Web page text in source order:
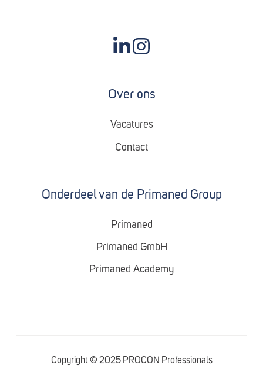
Join
Over ons
Vacatures
Contact
Onderdeel van de Primaned Group
Primaned
Primaned GmbH
Primaned Academy
Copyright © 2025 PROCON Professionals